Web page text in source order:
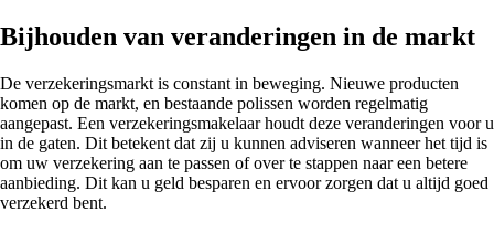
Bijhouden van veranderingen in de markt
De verzekeringsmarkt is constant in beweging. Nieuwe producten
komen op de markt, en bestaande polissen worden regelmatig
aangepast. Een verzekeringsmakelaar houdt deze veranderingen voor u
in de gaten. Dit betekent dat zij u kunnen adviseren wanneer het tijd is
om uw verzekering aan te passen of over te stappen naar een betere
aanbieding. Dit kan u geld besparen en ervoor zorgen dat u altijd goed
verzekerd bent.